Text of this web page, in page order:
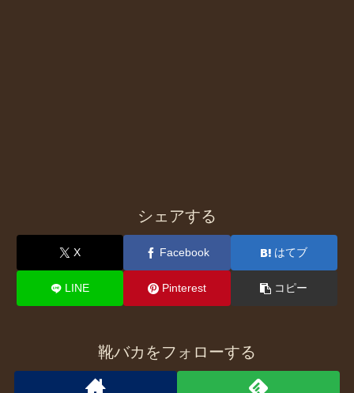
シェアする
X Facebook はてブ
LINE Pinterest コピー
靴バカをフォローする